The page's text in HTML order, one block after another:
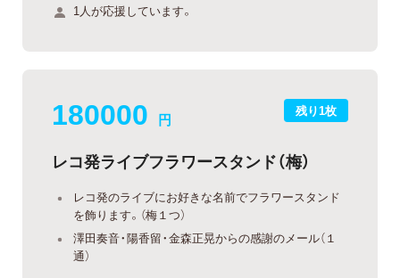
1人が応援しています。
残り1枚
180000 円
レコ発ライブフラワースタンド（梅）
レコ発のライブにお好きな名前でフラワースタンド
を飾ります。（梅１つ）
澤田奏音・陽香留・金森正晃からの感謝のメール（１
通）